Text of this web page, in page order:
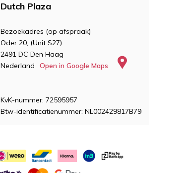
Dutch Plaza
Bezoekadres (op afspraak)
Oder 20, (Unit S27)
2491 DC Den Haag
Nederland
Open in Google Maps
KvK-nummer: 72595957
Btw-identificatienummer: NL002429817B79